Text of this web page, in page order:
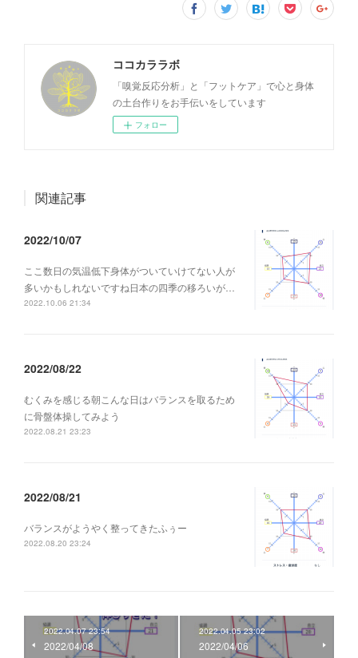
ココカララボ
「嗅覚反応分析」と「フットケア」で心と身体
の土台作りをお手伝いをしています
フォロー
関連記事
2022/10/07
ここ数日の気温低下身体がついていけてない人が
多いかもしれないですね日本の四季の移ろいが…
2022.10.06 21:34
2022/08/22
むくみを感じる朝こんな日はバランスを取るため
に骨盤体操してみよう
2022.08.21 23:23
2022/08/21
バランスがようやく整ってきたふぅー
2022.08.20 23:24
2022.04.07 23:54
2022/04/08
2022.04.05 23:02
2022/04/06